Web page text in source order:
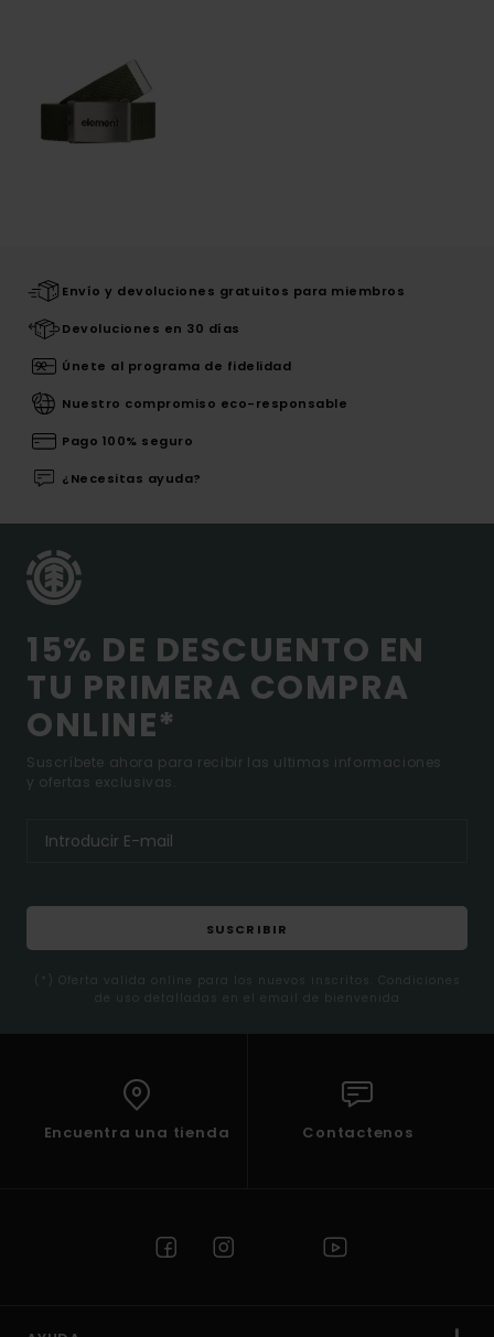
Envío y devoluciones gratuitos para miembros
Devoluciones en 30 días
Únete al programa de fidelidad
Nuestro compromiso eco-responsable
Pago 100% seguro
¿Necesitas ayuda?
15% DE DESCUENTO EN
TU PRIMERA COMPRA
ONLINE*
Suscríbete ahora para recibir las ultimas informaciones
y ofertas exclusivas.
SUSCRIBIR
(*) Oferta valida online para los nuevos inscritos. Condiciones
de uso detalladas en el email de bienvenida
Encuentra una tienda Contactenos